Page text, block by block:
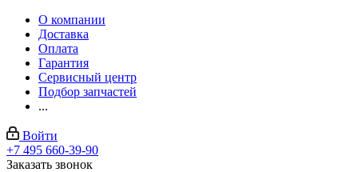
О компании
Доставка
Оплата
Гарантия
Сервисный центр
Подбор запчастей
...
Войти
+7 495 660-39-90
Заказать звонок